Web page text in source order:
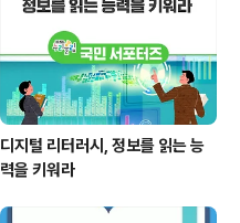
리와 학교 알
의 누리집에
디지털 리터러시, 정보를 읽는 능
력을 키워라